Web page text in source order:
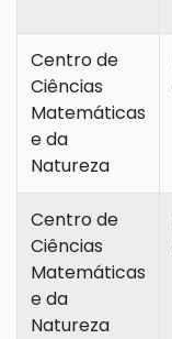
Centro de
Ciências
Matemáticas
e da
Natureza
Centro de
Ciências
Matemáticas
e da
Natureza